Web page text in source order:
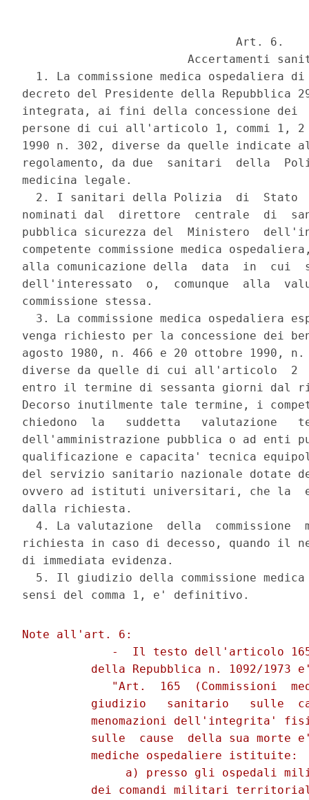
                               Art. 6.
Accertamenti
1. La commissione medica ospedaliera
decreto del Presidente della Repubblica
integrata, ai fini della concessione
persone di cui all'articolo 1, commi 1,
1990 n. 302, diverse da quelle
regolamento, da due  sanitari  della
medicina legale.
2. I sanitari della Polizia  di  Stato
nominati dal  direttore  centrale  di
pubblica sicurezza del  Ministero
competente commissione medica
alla comunicazione della  data  in
dell'interessato  o,  comunque  alla
commissione stessa.
3. La commissione medica ospedaliera
venga richiesto per la concessione dei
agosto 1980, n. 466 e 20 ottobre 1990,
diverse da quelle di cui all'articolo  2
entro il termine di sessanta giorni dal
Decorso inutilmente tale termine, i
chiedono  la   suddetta   valutazione
dell'amministrazione pubblica o ad enti
qualificazione e capacita' tecnica
del servizio sanitario nazionale dotate
ovvero ad istituti universitari, che la
dalla richiesta.
4. La valutazione  della  commissione
richiesta in caso di decesso, quando
di immediata evidenza.
5. Il giudizio della commissione
Note all'art. 6:
-  Il testo dell'articolo
della Repubblica n. 1092/1973
"Art.  165  (Commissioni
giudizio   sanitario   sulle
menomazioni dell'integrita'
sulle  cause  della sua morte
          mediche ospedaliere istituite:
a) presso gli ospedali
dei comandi militari